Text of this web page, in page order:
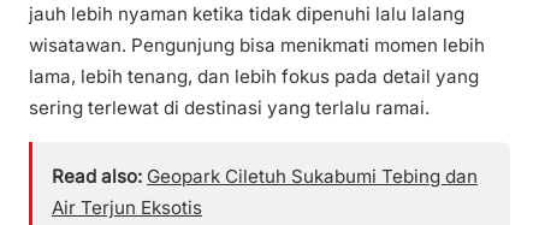
jauh lebih nyaman ketika tidak dipenuhi lalu lalang
wisatawan. Pengunjung bisa menikmati momen lebih
lama, lebih tenang, dan lebih fokus pada detail yang
sering terlewat di destinasi yang terlalu ramai.
Read also: Geopark Ciletuh Sukabumi Tebing dan
Air Terjun Eksotis